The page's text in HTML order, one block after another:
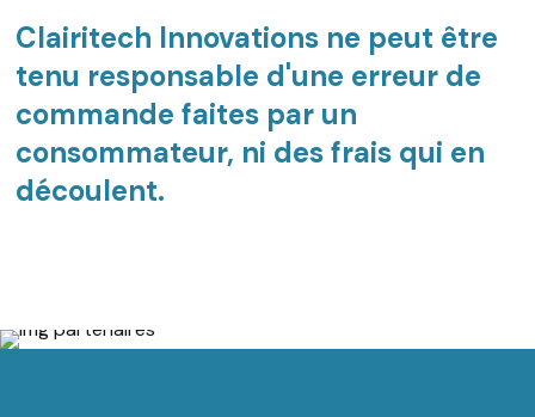
Clairitech Innovations ne peut être
tenu responsable d'une erreur de
commande faites par un
consommateur, ni des frais qui en
découlent.